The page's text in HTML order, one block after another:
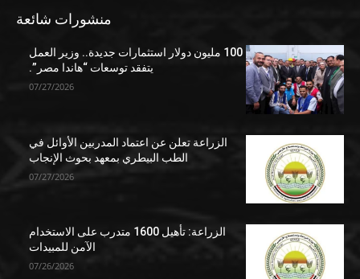
منشورات شائعة
100 مليون دولار استثمارات جديدة.. وزير العمل
يتفقد توسعات “هاندا مصر”.
07/27/2026
الزراعة تعلن عن اعتماد المدربين الأوائل في
الطب البيطري بمعهد بحوث الإنجاب
07/27/2026
الزراعة: تأهيل 1600 متدرب على الاستخدام
الآمن للمبيدات
07/26/2026